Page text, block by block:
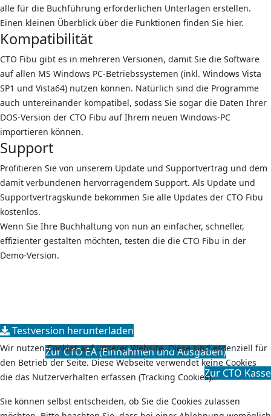
alle für die Buchführung erforderlichen Unterlagen erstellen.
Einen kleinen Überblick über die Funktionen finden Sie hier.
Kompatibilität
CTO Fibu gibt es in mehreren Versionen, damit Sie die Software
auf allen MS Windows PC-Betriebssystemen (inkl. Windows Vista
SP1 und Vista64) nutzen können. Natürlich sind die Programme
auch untereinander kompatibel, sodass Sie sogar die Daten Ihrer
DOS-Version der CTO Fibu auf Ihrem neuen Windows-PC
importieren können.
Support
Profitieren Sie von unserem Update und Supportvertrag und dem
damit verbundenen hervorragendem Support. Als Update und
Supportvertragskunde bekommen Sie alle Updates der CTO Fibu
kostenlos.
Wenn Sie Ihre Buchhaltung von nun an einfacher, schneller,
effizienter gestalten möchten, testen die die CTO Fibu in der
Demo-Version.
Testversion herunterladen
Zur CTO EA (Einnahmen und Ausgaben)
Zur CTO Kasse
Wir nutzen Cookies auf unserer Website. Diese sind essenziell für
den Betrieb der Seite. Diese Webseite verwendet keine Cookies
die das Nutzerverhalten erfassen (Tracking Cookies).
Sie können selbst entscheiden, ob Sie die Cookies zulassen